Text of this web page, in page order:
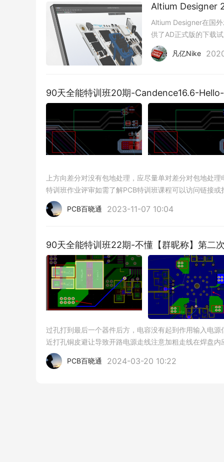
04 这个课程的内容是什么？
《
Altium Designer 23 FPC软板实战课程》
Altium Designer
Altium Designer在国
供了AD正式版的下载
从AD引入，现在在算
凡亿Nike
90天全能特训班20期-Candence16.6-
上方向差分对没有包地处理，应尽量单对差分对包地处
特训班作业评审如需了解PCB特训班课程可以访问链接
PCB百晓通 2023-11-07 10:04
90天全能特训班22期-不懂【群昵称】第二
过孔打到最后一个器件后方，电容没有起到作用输入电
近打孔铜皮避让导致开路电源走线注意加粗走线在焊盘
PCB百晓通 2024-03-20 10:22